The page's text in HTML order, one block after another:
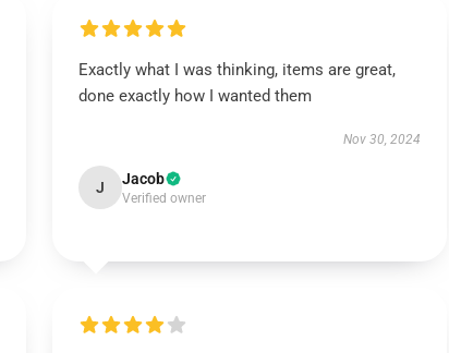
Exactly what I was thinking, items are great,
done exactly how I wanted them
Nov 30, 2024
J Jacob
Verified owner